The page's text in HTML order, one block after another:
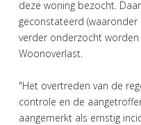
deze woning bezocht.
geconstateerd
verder onderzocht
Woonoverlast.
"Het overtreden van de
controle en de
aangemerkt als ernstig